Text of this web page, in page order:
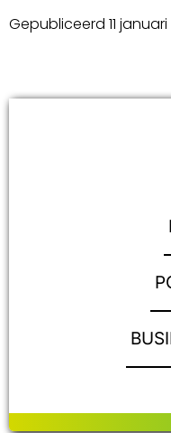
Gepubliceerd 11